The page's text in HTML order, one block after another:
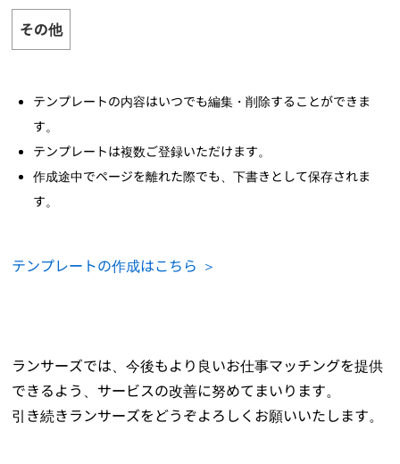
その他
テンプレートの内容はいつでも編集・削除することができま
す。
テンプレートは複数ご登録いただけます。
作成途中でページを離れた際でも、下書きとして保存されま
す。
テンプレートの作成はこちら ＞
ランサーズでは、今後もより良いお仕事マッチングを提供
できるよう、サービスの改善に努めてまいります。
引き続きランサーズをどうぞよろしくお願いいたします。